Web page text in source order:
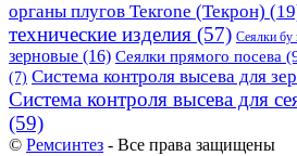
органы плугов Текrоne (Текрон)
технические изделия (57) Сеялки бу
зерновые (16) Сеялки прямого посева
(7) Система контроля высева для
Система контроля высева для
(59)
© Ремсинтез - Все права защищены